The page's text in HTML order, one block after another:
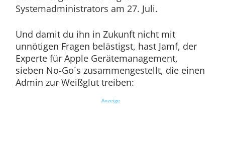
Systemadministrators am 27. Juli.
Und damit du ihn in Zukunft nicht mit
unnötigen Fragen belästigst, hast Jamf, der
Experte für Apple Gerätemanagement,
sieben No-Go´s zusammengestellt, die einen
Admin zur Weißglut treiben:
Anzeige